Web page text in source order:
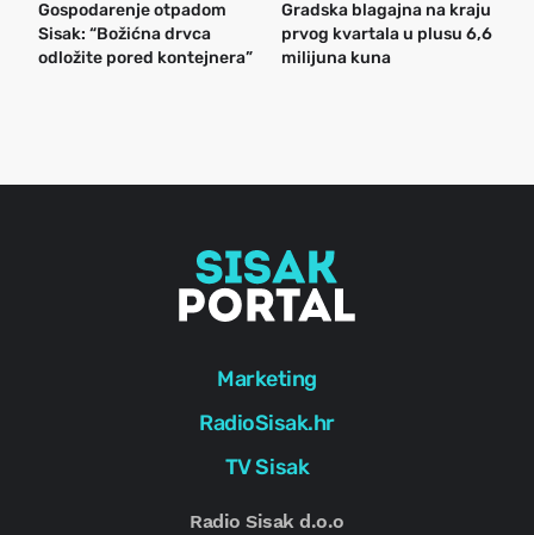
Gospodarenje otpadom
Sisak: “Božićna drvca
odložite pored kontejnera”
Gradska blagajna na kraju
prvog kvartala u plusu 6,6
milijuna kuna
Marketing
RadioSisak.hr
TV Sisak
Radio Sisak d.o.o